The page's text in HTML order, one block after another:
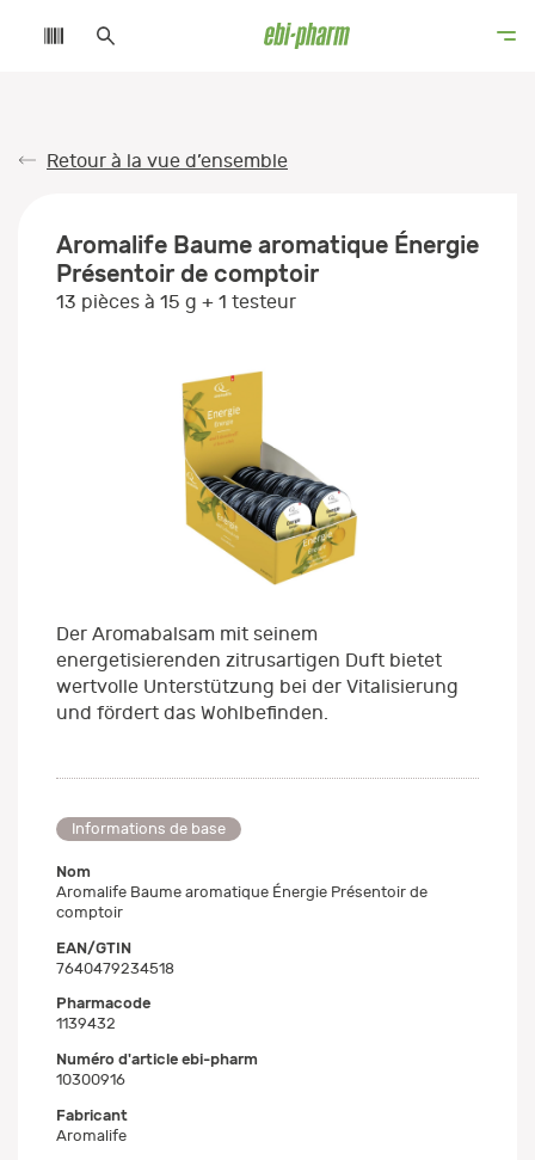
Retour à la vue d’ensemble
Aromalife Baume aromatique Énergie
Présentoir de comptoir
13 pièces à 15 g + 1 testeur
Der Aromabalsam mit seinem
energetisierenden zitrusartigen Duft bietet
wertvolle Unterstützung bei der Vitalisierung
und fördert das Wohlbefinden.
Informations de base
Nom
Aromalife Baume aromatique Énergie Présentoir de
comptoir
EAN/GTIN
7640479234518
Pharmacode
1139432
Numéro d'article ebi-pharm
10300916
Fabricant
Aromalife